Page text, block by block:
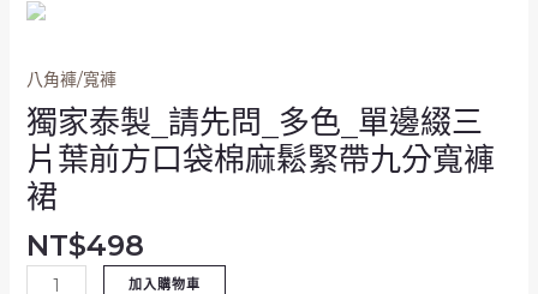
八角褲/寬褲
獨家泰製_請先問_多色_單邊綴三
片葉前方口袋棉麻鬆緊帶九分寬褲
裙
NT$498
口
棉
麻
鬆
緊
帶
九
分
寬
加入購物車